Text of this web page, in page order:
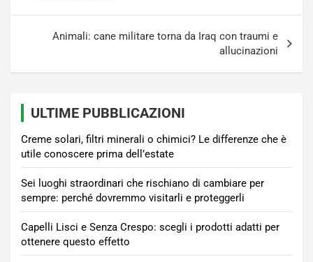
Animali: cane militare torna da Iraq con traumi e
allucinazioni
ULTIME PUBBLICAZIONI
Creme solari, filtri minerali o chimici? Le differenze che è
utile conoscere prima dell’estate
Sei luoghi straordinari che rischiano di cambiare per
sempre: perché dovremmo visitarli e proteggerli
Capelli Lisci e Senza Crespo: scegli i prodotti adatti per
ottenere questo effetto